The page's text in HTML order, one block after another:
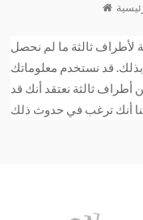
لأطراف ثالثة ما لم نحصل
قد نستخدم معلوماتك
ثالثة نعتقد أنك قد